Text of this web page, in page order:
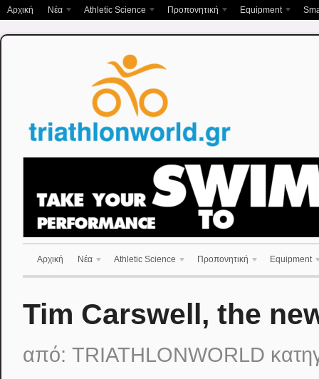
Αρχική Νέα Athletic Science Προπονητική Equipment
Αρχική Νέα Athletic Science Προπονητική Equipment
Tim Carswell, the
από: TRIATHLONWORLD